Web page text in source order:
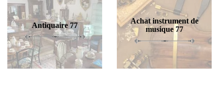
Antiquaire 77
Achat instrument de
musique 77